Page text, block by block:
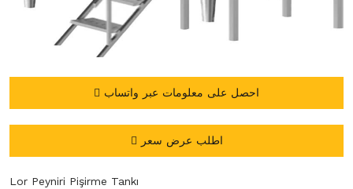
احصل على معلومات عبر واتساب
اطلب عرض سعر
Lor Peyniri Pişirme Tankı